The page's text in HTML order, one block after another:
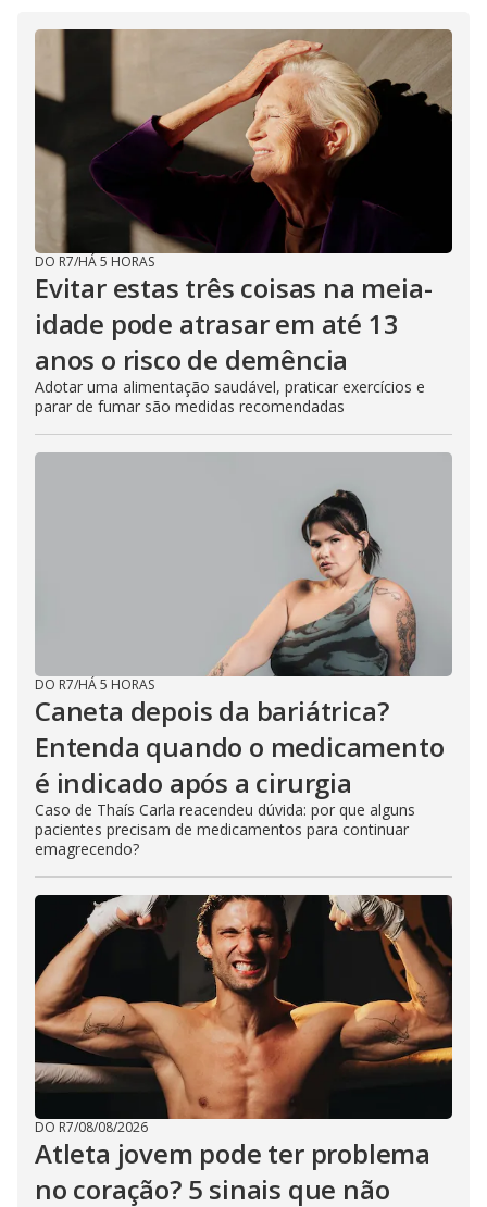
DO R7/HÁ 5 HORAS
Evitar estas três coisas na meia-
idade pode atrasar em até 13
anos o risco de demência
Adotar uma alimentação saudável, praticar exercícios e
parar de fumar são medidas recomendadas
DO R7/HÁ 5 HORAS
Caneta depois da bariátrica?
Entenda quando o medicamento
é indicado após a cirurgia
Caso de Thaís Carla reacendeu dúvida: por que alguns
pacientes precisam de medicamentos para continuar
emagrecendo?
DO R7/08/08/2026
Atleta jovem pode ter problema
no coração? 5 sinais que não